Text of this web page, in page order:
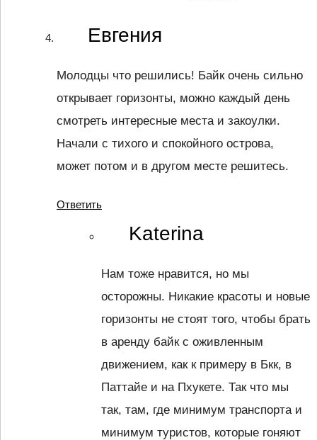
Евгения
Молодцы что решились! Байк очень сильно
открывает горизонты, можно каждый день
смотреть интересные места и закоулки.
Начали с тихого и спокойного острова,
может потом и в другом месте решитесь.
Ответить
Katerina
Нам тоже нравится, но мы
осторожны. Никакие красоты и новые
горизонты не стоят того, чтобы брать
в аренду байк с оживленным
движением, как к примеру в Бкк, в
Паттайе и на Пхукете. Так что мы
так, там, где минимум транспорта и
минимум туристов, которые гоняют